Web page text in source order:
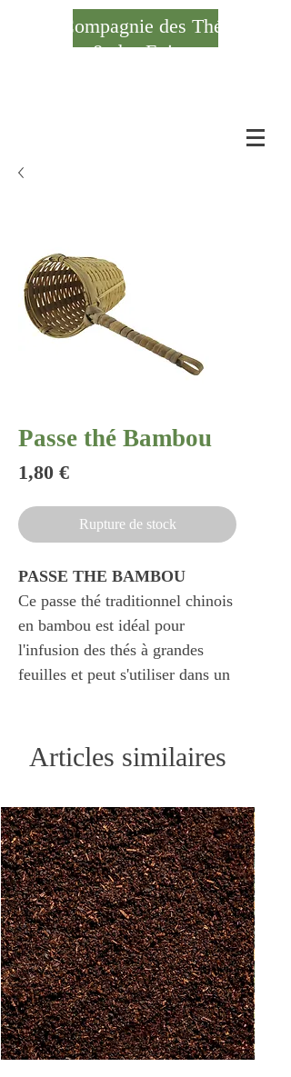
Compagnie des Thés
& des Epices
Passe thé Bambou
1,80 €Prix
Rupture de stock
PASSE THE BAMBOU
Ce passe thé traditionnel chinois
en bambou est idéal pour
l'infusion des thés à grandes
feuilles et peut s'utiliser dans un
Articles similaires